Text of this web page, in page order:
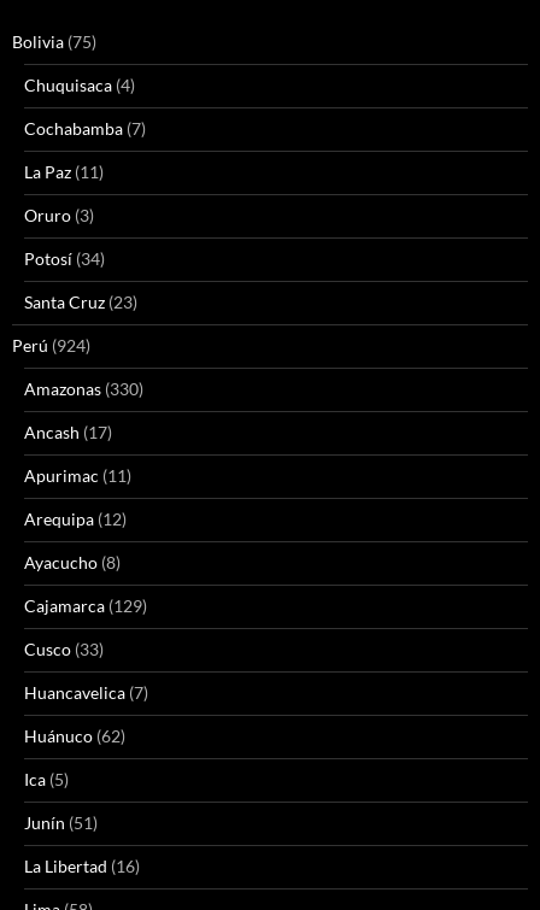
Bolivia (75)
Chuquisaca (4)
Cochabamba (7)
La Paz (11)
Oruro (3)
Potosí (34)
Santa Cruz (23)
Perú (924)
Amazonas (330)
Ancash (17)
Apurimac (11)
Arequipa (12)
Ayacucho (8)
Cajamarca (129)
Cusco (33)
Huancavelica (7)
Huánuco (62)
Ica (5)
Junín (51)
La Libertad (16)